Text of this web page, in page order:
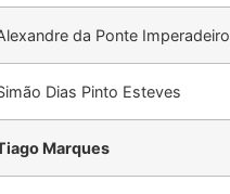
da Ponte Imperadeiro
Dias Pinto Esteves
Marques